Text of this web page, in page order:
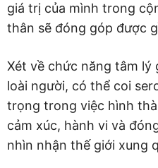
giá trị của mình trong
thân sẽ đóng góp được
Xét về chức năng tâm
loài người, có thể coi
trọng trong việc hình
cảm xúc, hành vi và
nhìn nhận thế giới xung